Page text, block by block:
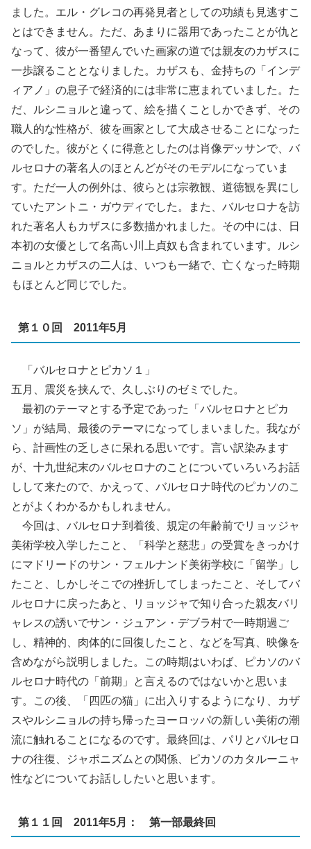
ました。エル・グレコの再発見者としての功績も見逃すこ
とはできません。ただ、あまりに器用であったことが仇と
なって、彼が一番望んでいた画家の道では親友のカザスに
一歩譲ることとなりました。カザスも、金持ちの「インデ
ィアノ」の息子で経済的には非常に恵まれていました。た
だ、ルシニョルと違って、絵を描くことしかできず、その
職人的な性格が、彼を画家として大成させることになった
のでした。彼がとくに得意としたのは肖像デッサンで、バ
ルセロナの著名人のほとんどがそのモデルになっていま
す。ただ一人の例外は、彼らとは宗教観、道徳観を異にし
ていたアントニ・ガウディでした。また、バルセロナを訪
れた著名人もカザスに多数描かれました。その中には、日
本初の女優として名高い川上貞奴も含まれています。ルシ
ニョルとカザスの二人は、いつも一緒で、亡くなった時期
もほとんど同じでした。
第１０回 2011年5月
「バルセロナとピカソ１」
五月、震災を挟んで、久しぶりのゼミでした。
最初のテーマとする予定であった「バルセロナとピカ
ソ」が結局、最後のテーマになってしまいました。我なが
ら、計画性の乏しさに呆れる思いです。言い訳染みます
が、十九世紀末のバルセロナのことについていろいろお話
しして来たので、かえって、バルセロナ時代のピカソのこ
とがよくわかるかもしれません。
今回は、バルセロナ到着後、規定の年齢前でリョッジャ
美術学校入学したこと、「科学と慈悲」の受賞をきっかけ
にマドリードのサン・フェルナンド美術学校に「留学」し
たこと、しかしそこでの挫折してしまったこと、そしてバ
ルセロナに戻ったあと、リョッジャで知り合った親友バリ
ャレスの誘いでサン・ジュアン・デブラ村で一時期過ご
し、精神的、肉体的に回復したこと、などを写真、映像を
含めながら説明しました。この時期はいわば、ピカソのバ
ルセロナ時代の「前期」と言えるのではないかと思いま
す。この後、「四匹の猫」に出入りするようになり、カザ
スやルシニョルの持ち帰ったヨーロッパの新しい美術の潮
流に触れることになるのです。最終回は、パリとバルセロ
ナの往復、ジャポニズムとの関係、ピカソのカタルーニャ
性などについてお話ししたいと思います。
第１１回 2011年5月： 第一部最終回